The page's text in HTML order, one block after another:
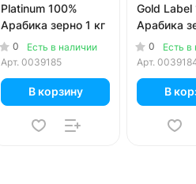
Platinum 100%
Арабика зерно 1 кг
0
Есть в наличии
Арт. 0039185
В корзину
Gold Label
Арабика
0
Есть в
Арт.
В